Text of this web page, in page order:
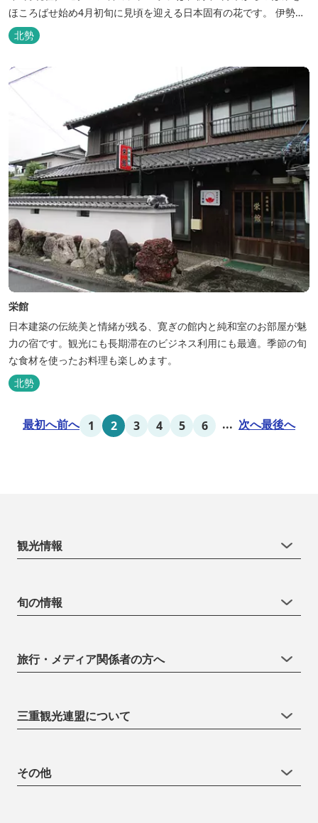
ほころばせ始め4月初旬に見頃を迎える日本固有の花です。 伊勢湾
周辺の狭い範囲に自生するシデコブシは、三重県内ではいなべ市、
菰野町、四日市市などの北勢地方に見られ これらの自生地は日本に
おけるシデコブシ天然分布の西の端にあたります。 約500万年前に
存在して...
北勢
栄館
日本建築の伝統美と情緒が残る、寛ぎの館内と純和室のお部屋が魅
力の宿です。観光にも長期滞在のビジネス利用にも最適。季節の旬
な食材を使ったお料理も楽しめます。
北勢
最初へ前へ 1 2 3 4 5 6 ... 次へ最後へ
観光情報
旬の情報
旅行・メディア関係者の方へ
三重観光連盟について
その他